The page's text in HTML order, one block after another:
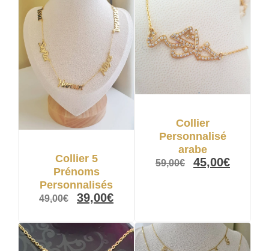
Collier 5
Prénoms
Personnalisés
49,00€ 39,00€
Collier
Personnalisé
arabe
59,00€ 45,00€